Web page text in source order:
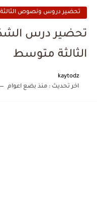
تحضير دروس ونصوص
تحضير درس
الثالثة متوسط
kaytodz
اخر تحديث :منذ بضع اعوام